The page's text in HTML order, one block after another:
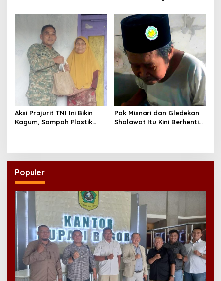
Aksi Prajurit TNI Ini Bikin
Kagum, Sampah Plastik
Pak Misnari dan Gledekan
Shalawat Itu Kini Berhenti
Populer